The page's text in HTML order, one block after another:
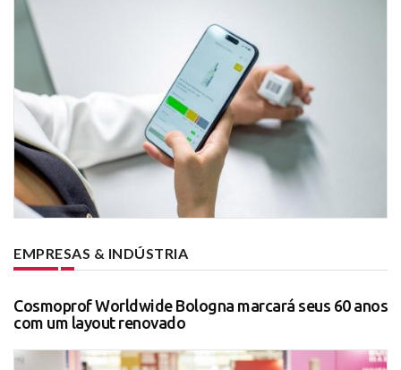
EMPRESAS & INDÚSTRIA
Cosmoprof Worldwide Bologna marcará seus 60 anos
com um layout renovado